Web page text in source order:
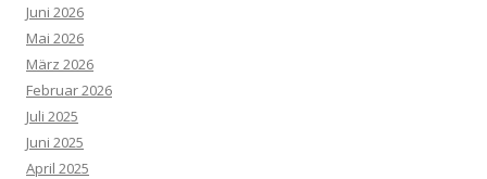
Juni 2026
Mai 2026
März 2026
Februar 2026
Juli 2025
Juni 2025
April 2025